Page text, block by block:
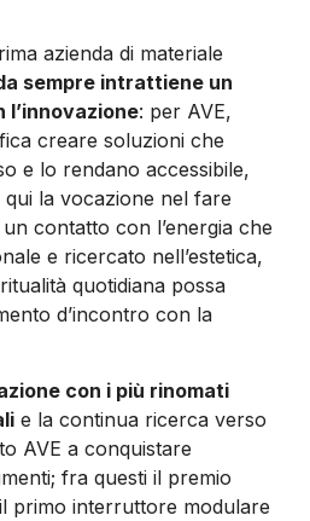
azienda di materiale
sempre intrattiene un
l’innovazione: per AVE,
creare soluzioni che
e lo rendano accessibile,
la vocazione nel fare
contatto con l’energia che
e ricercato nell’estetica,
quotidiana possa
d’incontro con la
con i più rinomati
e la continua ricerca verso
AVE a conquistare
fra questi il premio
primo interruttore modulare